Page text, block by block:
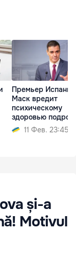
Премьер
Маск вредит
психическому
здоровью
11 Фев. 23:45
și-a
Motivul